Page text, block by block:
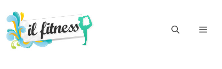
contenuto